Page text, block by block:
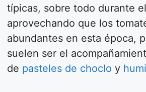
típicas, sobre todo durante
aprovechando que los
abundantes en esta época,
suelen ser el
de pasteles de choclo y